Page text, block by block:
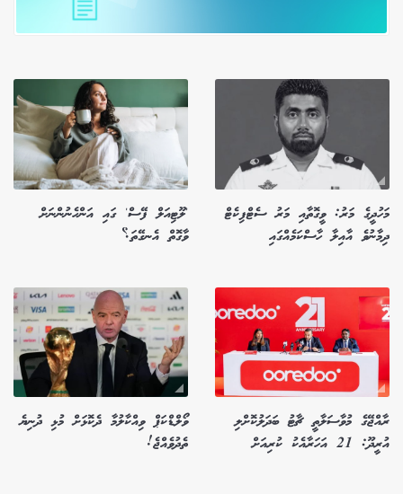
މަހުދީގެ މަރު: ވީގޮތާއި މަރު ސެޓްފިކެޓް
ދިމާނުވެ އާއިލާ ހާސްކަމެއްގައި
'ލޫޓިއަލް ފޭސް' ގައި އަންހެނުންނަށް
ވާގޮތް އެނގޭތަ؟
ރާއްޖޭގެ މުވާސަލާތީ ޗާޓު ބަދަލުކޮށްލި
އުރީދޫ: 21 އަހަރާއެކު ކުރިއަށް
ވޯލްޑްކަޕް ވިއްކާލުމާ ދެކޮޅަށް މުޅި ދުނިޔެ
ތެދުވެއްޖެ!